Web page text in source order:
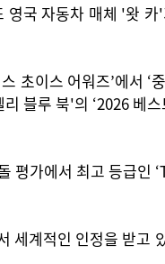
국 자동차 매체 '왓 카
이스 어워즈’에서 ‘
블루 북'의 ‘2026 베
가에서 최고 등급인
계적인 인정을 받고